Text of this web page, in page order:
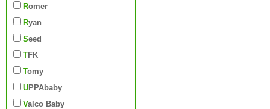
Romer
Ryan
Seed
TFK
Tomy
UPPAbaby
Valco Baby